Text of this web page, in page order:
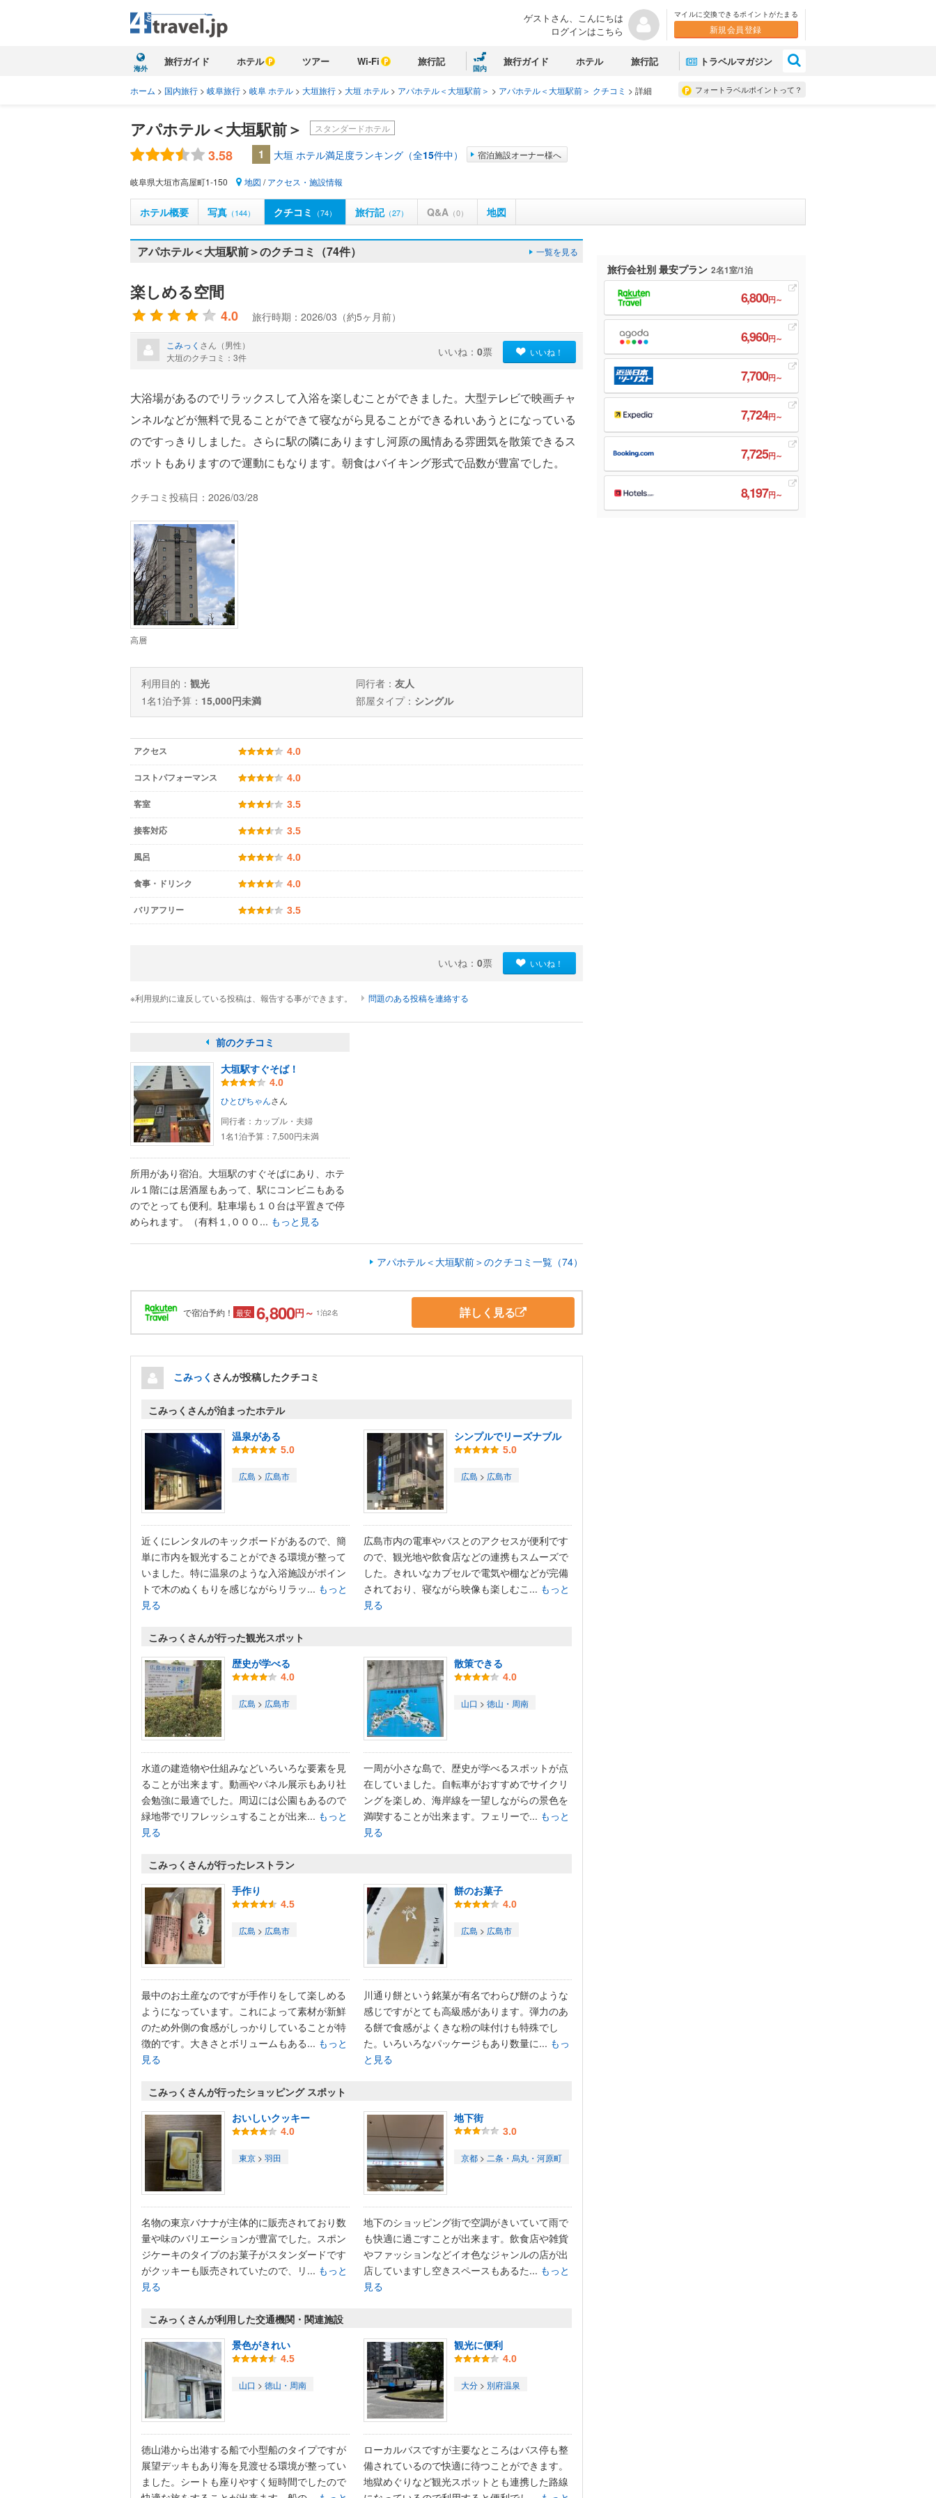
ゲストさん、こんにちは
ログインはこちら
マイルに交換できるポイントがたまる
新規会員登録
海外
旅行ガイド ホテル ツアー Wi-Fi 旅行記
国内
旅行ガイド ホテル 旅行記 トラベルマガジン
フォートラベルポイントって？
ホーム > 国内旅行 > 岐阜旅行 > 岐阜 ホテル > 大垣旅行 > 大垣 ホテル > アパホテル＜大垣駅前＞ > アパホテル＜大垣駅前＞ クチコミ > 詳細
アパホテル＜大垣駅前＞ スタンダードホテル
3.58 1 大垣 ホテル満足度ランキング（全15件中） 宿泊施設オーナー様へ
岐阜県大垣市高屋町1-150 地図 /アクセス・施設情報
ホテル概要 写真 （144） クチコミ （74） 旅行記（27） Q&A （0） 地図
アパホテル＜大垣駅前＞のクチコミ（74件） 一覧を見る
楽しめる空間
4.0 旅行時期：2026/03（約5ヶ月前）
こみっく さん（男性）
大垣のクチコミ：3件
いいね： 0票 いいね！
大浴場があるのでリラックスして入浴を楽しむことができました。大型テレビで映画チャ
ンネルなどが無料で見ることができて寝ながら見ることができるれいあうとになっている
のですっきりしました。さらに駅の隣にありますし河原の風情ある雰囲気を散策できるス
ポットもありますので運動にもなります。朝食はバイキング形式で品数が豊富でした。
クチコミ投稿日：2026/03/28
高層
利用目的： 観光 同行者： 友人
1名1泊予算： 15,000円未満 部屋タイプ： シングル
アクセス 4.0
コストパフォーマンス 4.0
客室 3.5
接客対応 3.5
風呂 4.0
食事・ドリンク 4.0
バリアフリー 3.5
いいね： 0票 いいね！
※利用規約に違反している投稿は、報告する事ができます。 問題のある投稿を連絡する
前のクチコミ
大垣駅すぐそば！
4.0
ひとぴちゃんさん
同行者： カップル・夫婦
1名1泊予算： 7,500円未満
所用があり宿泊。大垣駅のすぐそばにあり、ホテ
ル１階には居酒屋もあって、駅にコンビニもある
のでとっても便利。駐車場も１０台は平置きで停
められます。（有料１,０００... もっと見る
アパホテル＜大垣駅前＞のクチコミ一覧（74）
で宿泊予約！ 最安 6,800円～ 1泊2名 詳しく見る
こみっく さんが投稿したクチコミ
こみっくさんが泊まったホテル
温泉がある
5.0
広島 > 広島市
近くにレンタルのキックボードがあるので、簡
単に市内を観光することができる環境が整って
いました。特に温泉のような入浴施設がポイン
トで木のぬくもりを感じながらリラッ... もっと
見る
シンプルでリーズナブル
5.0
広島 > 広島市
広島市内の電車やバスとのアクセスが便利です
ので、観光地や飲食店などの連携もスムーズで
した。きれいなカプセルで電気や棚などが完備
されており、寝ながら映像も楽しむこ... もっと
見る
こみっくさんが行った観光スポット
歴史が学べる
4.0
広島 > 広島市
水道の建造物や仕組みなどいろいろな要素を見
ることが出来ます。動画やパネル展示もあり社
会勉強に最適でした。周辺には公園もあるので
緑地帯でリフレッシュすることが出来... もっと
見る
散策できる
4.0
山口 > 徳山・周南
一周が小さな島で、歴史が学べるスポットが点
在していました。自転車がおすすめでサイクリ
ングを楽しめ、海岸線を一望しながらの景色を
満喫することが出来ます。フェリーで... もっと
見る
こみっくさんが行ったレストラン
手作り
4.5
広島 > 広島市
最中のお土産なのですが手作りをして楽しめる
ようになっています。これによって素材が新鮮
のため外側の食感がしっかりしていることが特
徴的です。大きさとボリュームもある... もっと
見る
餅のお菓子
4.0
広島 > 広島市
川通り餅という銘菓が有名でわらび餅のような
感じですがとても高級感があります。弾力のあ
る餅で食感がよくきな粉の味付けも特殊でし
た。いろいろなパッケージもあり数量に... もっ
と見る
こみっくさんが行ったショッピング スポット
おいしいクッキー
4.0
東京 > 羽田
名物の東京バナナが主体的に販売されており数
量や味のバリエーションが豊富でした。スポン
ジケーキのタイプのお菓子がスタンダードです
がクッキーも販売されていたので、リ... もっと
見る
地下街
3.0
京都 > 二条・烏丸・河原町
地下のショッピング街で空調がきいていて雨で
も快適に過ごすことが出来ます。飲食店や雑貨
やファッションなどイオ色なジャンルの店が出
店していますし空きスペースもあるた... もっと
見る
こみっくさんが利用した交通機関・関連施設
景色がきれい
4.5
山口 > 徳山・周南
徳山港から出港する船で小型船のタイプですが
展望デッキもあり海を見渡せる環境が整ってい
ました。シートも座りやすく短時間でしたので
観光に便利
4.0
大分 > 別府温泉
ローカルバスですが主要なところはバス停も整
備されているので快適に待つことができます。
地獄めぐりなど観光スポットとも連携した路線
旅行会社別 最安プラン 2名1室/1泊
6,800円～
6,960円～
7,700円～
7,724円～
7,725円～
8,197円～